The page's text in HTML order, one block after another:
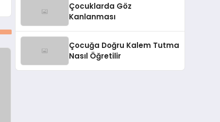
Çocuklarda Göz
Kanlanması
Çocuğa Doğru Kalem Tutma
Nasıl Öğretilir